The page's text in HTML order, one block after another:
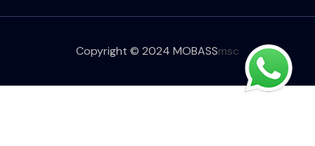
Copyright © 2024 MOBASSmsc